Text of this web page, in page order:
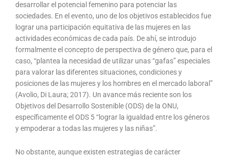
desarrollar el potencial femenino para potenciar las
sociedades. En el evento, uno de los objetivos establecidos fue
lograr una participación equitativa de las mujeres en las
actividades económicas de cada país. De ahí, se introdujo
formalmente el concepto de perspectiva de género que, para el
caso, “plantea la necesidad de utilizar unas “gafas” especiales
para valorar las diferentes situaciones, condiciones y
posiciones de las mujeres y los hombres en el mercado laboral”
(Avolio, Di Laura; 2017). Un avance más reciente son los
Objetivos del Desarrollo Sostenible (ODS) de la ONU,
específicamente el ODS 5 “lograr la igualdad entre los géneros
y empoderar a todas las mujeres y las niñas”.
No obstante, aunque existen estrategias de carácter